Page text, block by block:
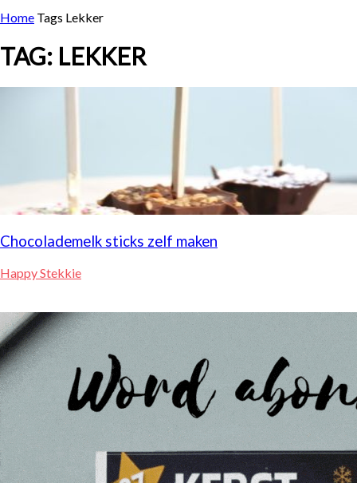
Home Tags Lekker
TAG: LEKKER
Chocolademelk sticks zelf maken
Happy Stekkie